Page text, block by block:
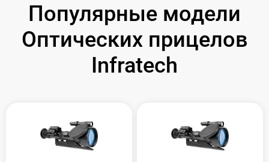
Популярные модели
Оптических прицелов
Infratech